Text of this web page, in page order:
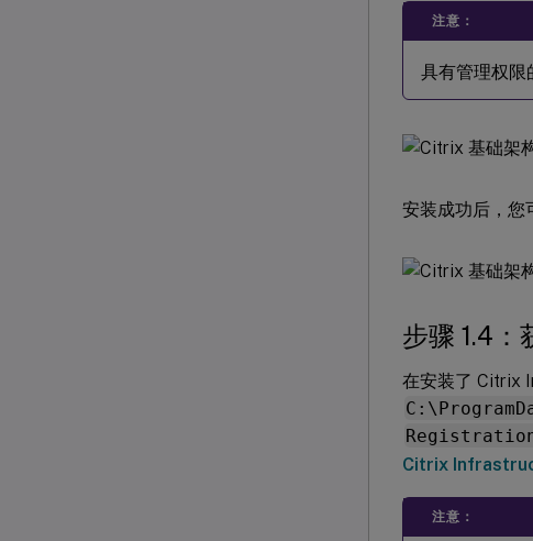
注意：
具有管理权
安装成功后，您
步骤 1.4：
在安装了 Citrix
Citrix
注意：